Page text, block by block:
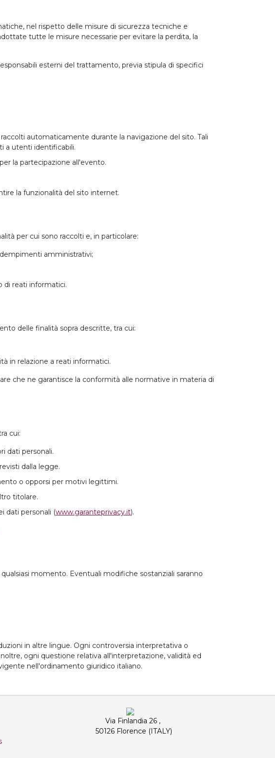
nel rispetto delle misure di sicurezza tecniche e
tutte le misure necessarie per evitare la perdita, la
esterni del trattamento, previa stipula di specifici
automaticamente durante la navigazione del sito. Tali
a utenti identificabili.
la partecipazione all'evento.
la funzionalità del sito internet.
per cui sono raccolti e, in particolare:
amministrativi;
di reati informatici.
delle finalità sopra descritte, tra cui:
in relazione a reati informatici.
che ne garantisce la conformità alle normative in materia di
cui:
dati personali.
dalla legge.
o opporsi per motivi legittimi.
titolare.
dati personali (www.garanteprivacy.it).
momento. Eventuali modifiche sostanziali saranno
in altre lingue. Ogni controversia interpretativa o
ogni questione relativa all'interpretazione, validità ed
nell'ordinamento giuridico italiano.
Via Finlandia 26 ,
50126 Florence (ITALY)